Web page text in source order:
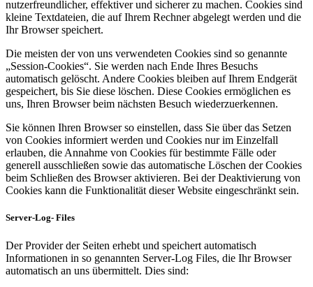
nutzerfreundlicher, effektiver und sicherer zu machen. Cookies sind
kleine Textdateien, die auf Ihrem Rechner abgelegt werden und die
Ihr Browser speichert.
Die meisten der von uns verwendeten Cookies sind so genannte
„Session-Cookies“. Sie werden nach Ende Ihres Besuchs
automatisch gelöscht. Andere Cookies bleiben auf Ihrem Endgerät
gespeichert, bis Sie diese löschen. Diese Cookies ermöglichen es
uns, Ihren Browser beim nächsten Besuch wiederzuerkennen.
Sie können Ihren Browser so einstellen, dass Sie über das Setzen
von Cookies informiert werden und Cookies nur im Einzelfall
erlauben, die Annahme von Cookies für bestimmte Fälle oder
generell ausschließen sowie das automatische Löschen der Cookies
beim Schließen des Browser aktivieren. Bei der Deaktivierung von
Cookies kann die Funktionalität dieser Website eingeschränkt sein.
Server-Log- Files
Der Provider der Seiten erhebt und speichert automatisch
Informationen in so genannten Server-Log Files, die Ihr Browser
automatisch an uns übermittelt. Dies sind: